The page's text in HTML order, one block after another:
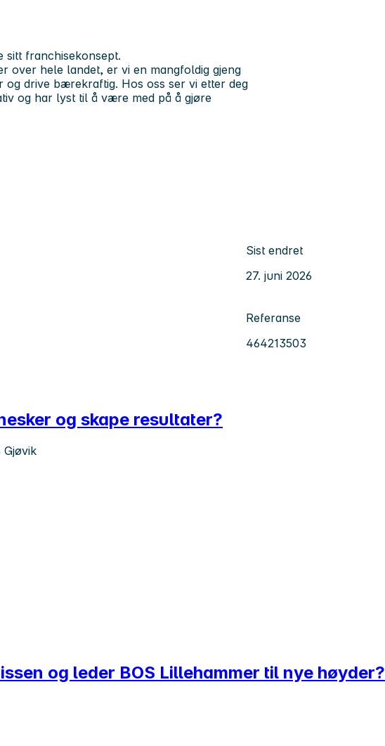
sitt franchisekonsept.
over hele landet, er vi en mangfoldig gjeng
drive bærekraftig. Hos oss ser vi etter deg
og har lyst til å være med på å gjøre
Sist endret
27. juni 2026
Referanse
464213503
og skape resultater?
Gjøvik
og leder BOS Lillehammer til nye høyder?